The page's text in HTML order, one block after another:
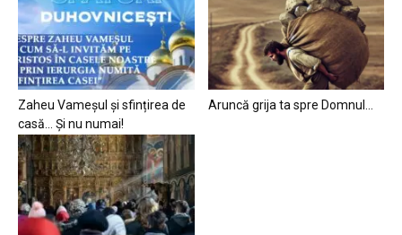
Zaheu Vameșul și sfințirea de
casă… Și nu numai!
Aruncă grija ta spre Domnul…